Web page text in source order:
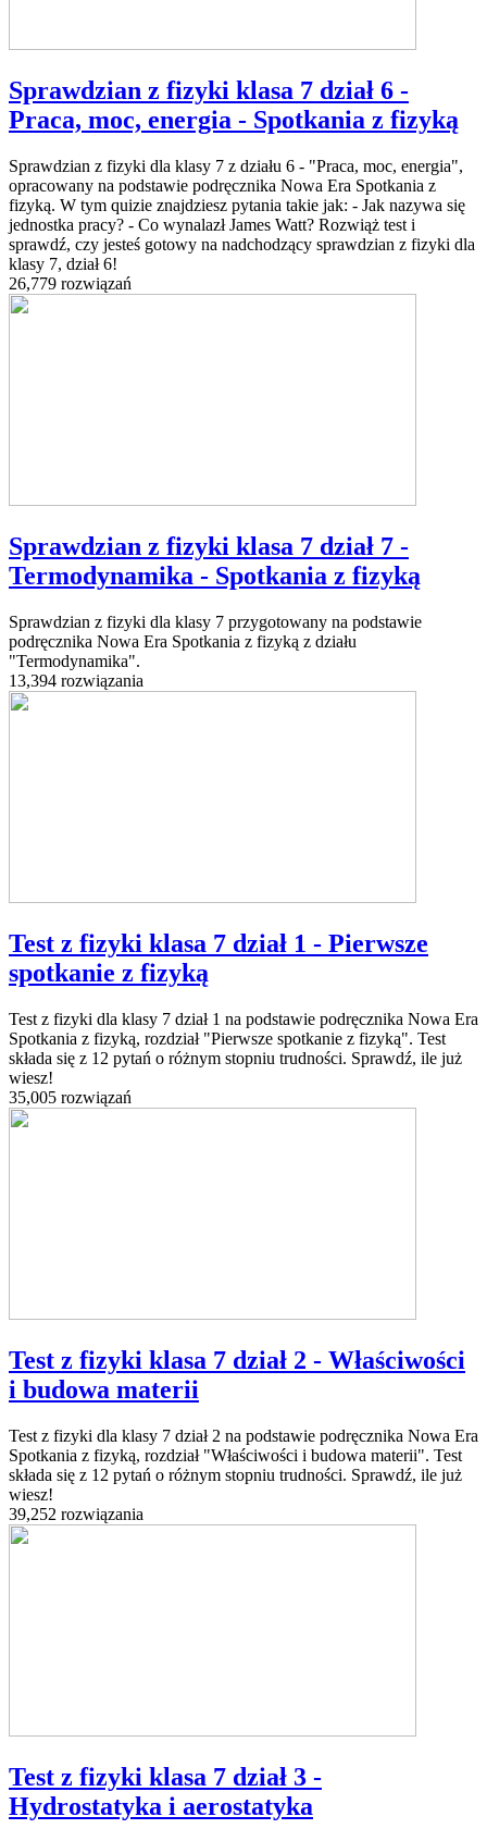
Sprawdzian z fizyki klasa 7 dział 6 -
Praca, moc, energia - Spotkania z fizyką
Sprawdzian z fizyki dla klasy 7 z działu 6 - "Praca, moc, energia",
opracowany na podstawie podręcznika Nowa Era Spotkania z
fizyką. W tym quizie znajdziesz pytania takie jak: - Jak nazywa się
jednostka pracy? - Co wynalazł James Watt? Rozwiąż test i
sprawdź, czy jesteś gotowy na nadchodzący sprawdzian z fizyki dla
klasy 7, dział 6!
26,779 rozwiązań
Sprawdzian z fizyki klasa 7 dział 7 -
Termodynamika - Spotkania z fizyką
Sprawdzian z fizyki dla klasy 7 przygotowany na podstawie
podręcznika Nowa Era Spotkania z fizyką z działu
"Termodynamika".
13,394 rozwiązania
Test z fizyki klasa 7 dział 1 - Pierwsze
spotkanie z fizyką
Test z fizyki dla klasy 7 dział 1 na podstawie podręcznika Nowa Era
Spotkania z fizyką, rozdział "Pierwsze spotkanie z fizyką". Test
składa się z 12 pytań o różnym stopniu trudności. Sprawdź, ile już
wiesz!
35,005 rozwiązań
Test z fizyki klasa 7 dział 2 - Właściwości
i budowa materii
Test z fizyki dla klasy 7 dział 2 na podstawie podręcznika Nowa Era
Spotkania z fizyką, rozdział "Właściwości i budowa materii". Test
składa się z 12 pytań o różnym stopniu trudności. Sprawdź, ile już
wiesz!
39,252 rozwiązania
Test z fizyki klasa 7 dział 3 -
Hydrostatyka i aerostatyka